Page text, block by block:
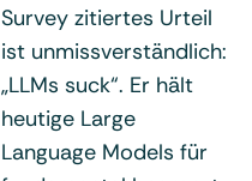
Survey zitiertes Urteil
ist unmissverständlich:
„LLMs suck“. Er hält
heutige Large
Language Models für